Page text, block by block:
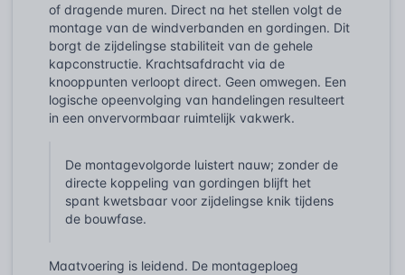
of dragende muren. Direct na het stellen volgt de
montage van de windverbanden en gordingen. Dit
borgt de zijdelingse stabiliteit van de gehele
kapconstructie. Krachtsafdracht via de
knooppunten verloopt direct. Geen omwegen. Een
logische opeenvolging van handelingen resulteert
in een onvervormbaar ruimtelijk vakwerk.
De montagevolgorde luistert nauw; zonder de
directe koppeling van gordingen blijft het
spant kwetsbaar voor zijdelingse knik tijdens
de bouwfase.
Maatvoering is leidend. De montageploeg